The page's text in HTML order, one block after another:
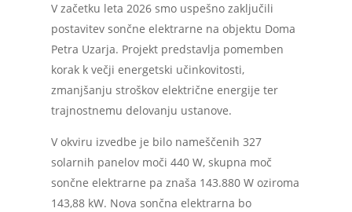
V začetku leta 2026 smo uspešno zaključili
postavitev sončne elektrarne na objektu Doma
Petra Uzarja. Projekt predstavlja pomemben
korak k večji energetski učinkovitosti,
zmanjšanju stroškov električne energije ter
trajnostnemu delovanju ustanove.
V okviru izvedbe je bilo nameščenih 327
solarnih panelov moči 440 W, skupna moč
sončne elektrarne pa znaša 143.880 W oziroma
143,88 kW. Nova sončna elektrarna bo